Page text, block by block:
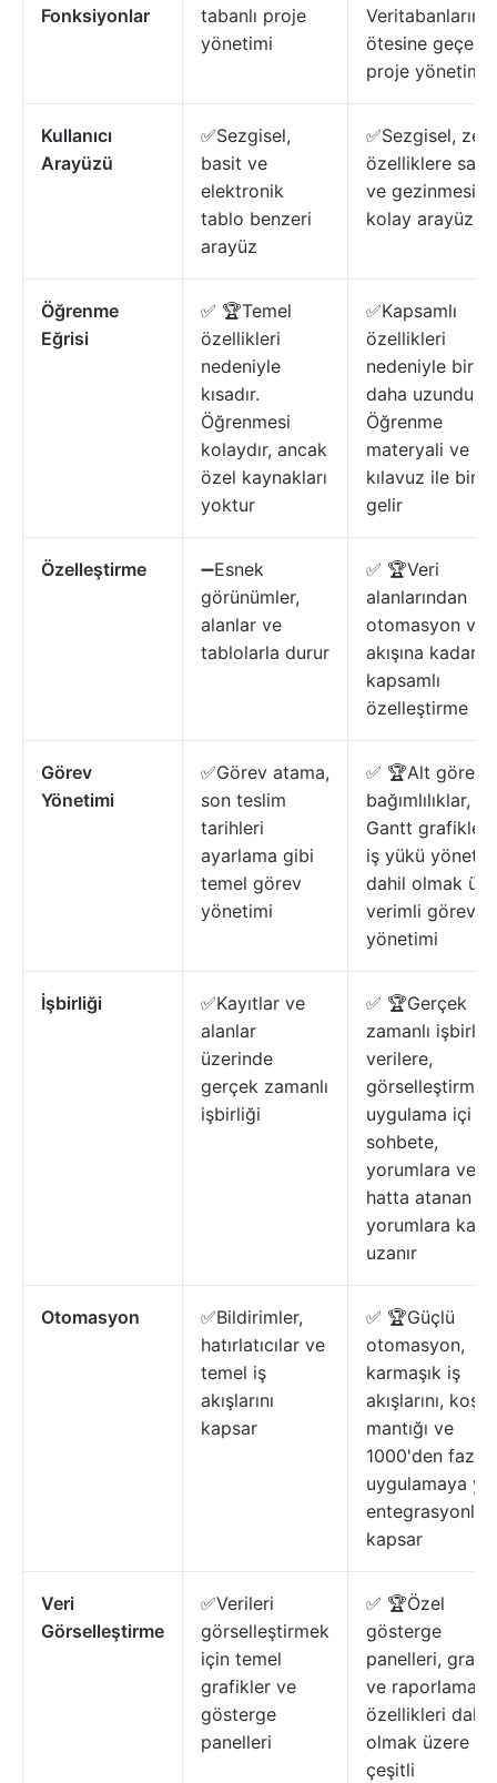
Fonksiyonlar
tabanlı proje
yönetimi
Veritabanlarının
ötesine geçen
proje yönetimi
Kullanıcı
Arayüzü
✅Sezgisel,
basit ve
elektronik
tablo benzeri
arayüz
✅Sezgisel,
özelliklere
ve gezinmesi
kolay arayüz
Öğrenme
Eğrisi
✅ 🏆Temel
özellikleri
nedeniyle
kısadır.
Öğrenmesi
kolaydır, ancak
özel kaynakları
yoktur
✅Kapsamlı
özellikleri
nedeniyle biraz
daha uzundur.
Öğrenme
materyali ve
kılavuz ile
gelir
Özelleştirme
➖Esnek
görünümler,
alanlar ve
tablolarla durur
✅ 🏆Veri
alanlarından
otomasyon ve
akışına kadar
kapsamlı
özelleştirme
Görev
Yönetimi
✅Görev atama,
son teslim
tarihleri
ayarlama gibi
temel görev
yönetimi
✅ 🏆Alt
bağımlılıklar,
Gantt grafikleri
iş yükü
dahil olmak
verimli görev
yönetimi
İşbirliği
✅Kayıtlar ve
alanlar
üzerinde
gerçek zamanlı
işbirliği
✅ 🏆Gerçek
zamanlı
verilere,
uygulama içi
sohbete,
yorumlara ve
hatta atanan
yorumlara
uzanır
Otomasyon
✅Bildirimler,
hatırlatıcılar ve
temel iş
akışlarını
kapsar
✅ 🏆Güçlü
otomasyon,
karmaşık iş
akışlarını,
mantığı ve
1000'den fazla
uygulamaya
entegrasyonları
kapsar
Veri
Görselleştirme
✅Verileri
görselleştirmek
için temel
grafikler ve
gösterge
panelleri
✅ 🏆Özel
gösterge
panelleri,
ve raporlama
özellikleri dahil
olmak üzere
çeşitli